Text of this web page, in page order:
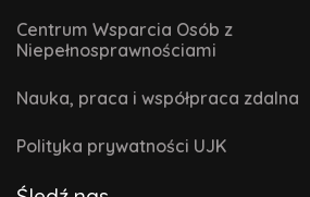
Centrum Wsparcia Osób z
Niepełnosprawnościami
Nauka, praca i współpraca zdalna
Polityka prywatności UJK